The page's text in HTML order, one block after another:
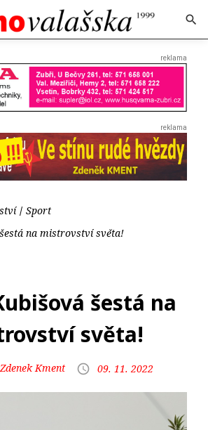
Sport
na mistrovství světa!
šestá na
světa!
Zdenek Kment 09. 11. 2022